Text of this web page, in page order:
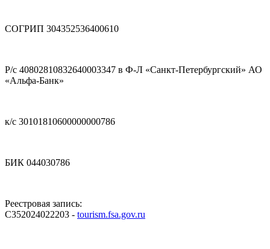
СОГРИП 304352536400610
Р/с 40802810832640003347 в Ф-Л «Санкт-Петербургский» АО
«Альфа-Банк»
к/с 30101810600000000786
БИК 044030786
Реестровая запись:
С352024022203 - tourism.fsa.gov.ru